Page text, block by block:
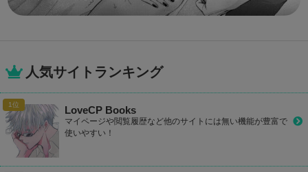
人気サイトランキング
LoveCP Books
マイページや閲覧履歴など他のサイトには無い機能が豊富で
使いやすい！